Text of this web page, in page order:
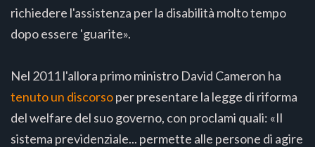
richiedere l'assistenza per la disabilità molto tempo
dopo essere 'guarite».
Nel 2011 l'allora primo ministro David Cameron ha
tenuto un discorsoper presentare la legge di riforma
del welfare del suo governo, con proclami quali: «Il
sistema previdenziale... permette alle persone di agire